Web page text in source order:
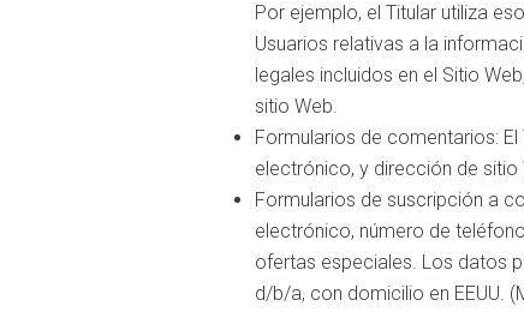
Por ejemplo, el Titular utiliza
Usuarios relativas a la
legales incluidos en el Sitio
sitio Web.
Formularios de comentarios:
electrónico, y dirección de
Formularios de suscripción a
electrónico, número de
ofertas especiales. Los datos
d/b/a, con domicilio en EEUU.